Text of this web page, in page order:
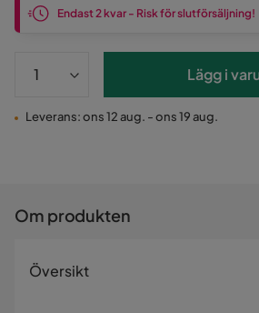
Endast 2 kvar - Risk för slutförsäljning!
Lägg i
Leverans: ons 12 aug. - ons 19 aug.
Om produkten
Översikt